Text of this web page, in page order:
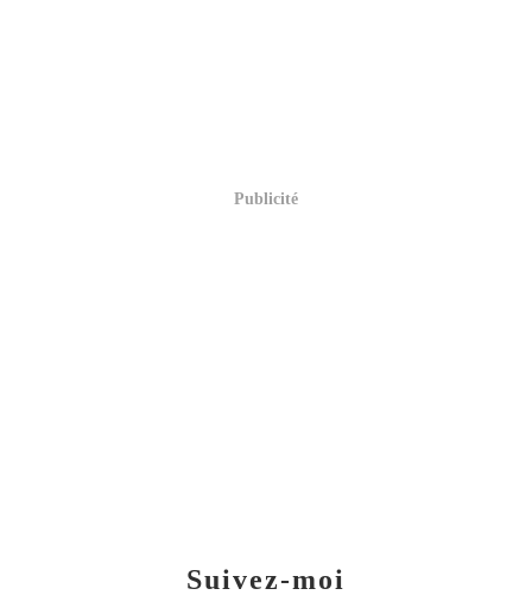
Suivez-moi
Publicité